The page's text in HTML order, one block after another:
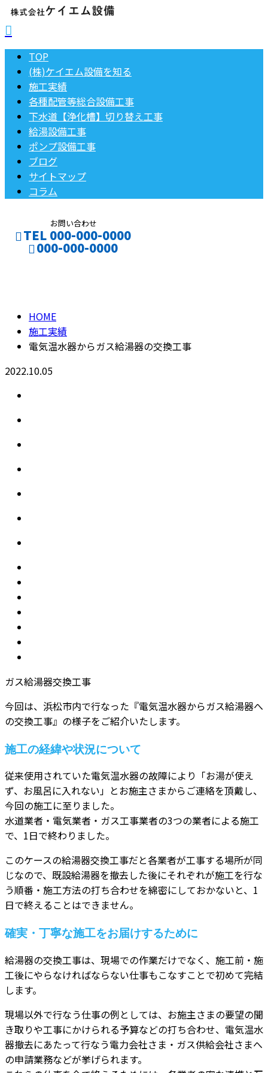
TOP
(株)ケイエム設備を知る
施工実績
各種配管等総合設備工事
下水道【浄化槽】切り替え工事
給湯設備工事
ポンプ設備工事
ブログ
サイトマップ
コラム
お問い合わせ
TEL 000-000-0000
000-000-0000
HOME
施工実績
電気温水器からガス給湯器の交換工事
2022.10.05
ガス給湯器交換工事
今回は、浜松市内で行なった『電気温水器からガス給湯器へ
の交換工事』の様子をご紹介いたします。
施工の経緯や状況について
従来使用されていた電気温水器の故障により「お湯が使え
ず、お風呂に入れない」とお施主さまからご連絡を頂戴し、
今回の施工に至りました。
水道業者・電気業者・ガス工事業者の3つの業者による施工
で、1日で終わりました。
このケースの給湯器交換工事だと各業者が工事する場所が同
じなので、既設給湯器を撤去した後にそれぞれが施工を行な
う順番・施工方法の打ち合わせを綿密にしておかないと、1
日で終えることはできません。
確実・丁寧な施工をお届けするために
給湯器の交換工事は、現場での作業だけでなく、施工前・施
工後にやらなければならない仕事もこなすことで初めて完結
します。
現場以外で行なう仕事の例としては、お施主さまの要望の聞
き取りや工事にかけられる予算などの打ち合わせ、電気温水
器撤去にあたって行なう電力会社さま・ガス供給会社さまへ
の申請業務などが挙げられます。